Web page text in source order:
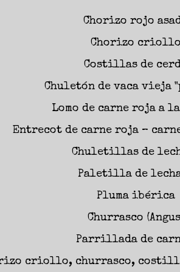
Chorizo rojo
Chorizo criollo
Costillas de
Chuletón de vaca vieja
Lomo de carne roja a
Entrecot de carne roja –
Chuletillas de
Paletilla de
Pluma ibérica
Churrasco
Parrillada de
criollo, churrasco,